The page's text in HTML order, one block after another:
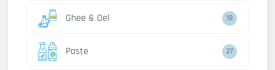
Ghee & Oel 18
Paste 27